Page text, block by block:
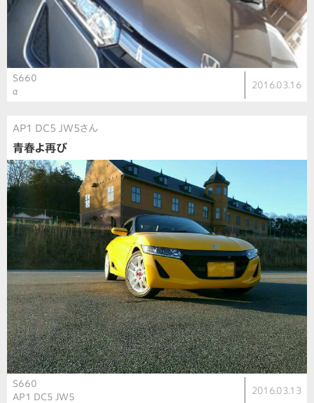
S660
α
2016.03.16
AP1 DC5 JW5さん
青春よ再び
S660
AP1 DC5 JW5
2016.03.13